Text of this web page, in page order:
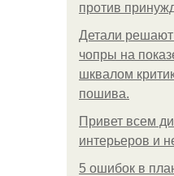
против
Детали
чопры на
шквалом
пошива.
Привет всем
интерьеров и
5 ошибок в